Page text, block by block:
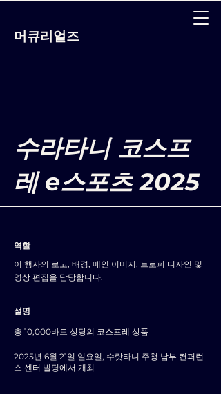
머큐리얼즈
수라타니 코스프
레 e스포츠 2025
역할
이 행사의 로고, 배경, 메인 이미지, 트로피 디자인 및
영상 편집을 담당합니다.
설명
총 10,000바트 상당의 코스프레 상품
2025년 6월 21일 일요일, 수랏타니 주청 남부 컨퍼런
스 센터 빌딩에서 개최